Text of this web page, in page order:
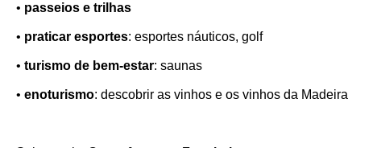
• passeios e trilhas
• praticar esportes: esportes náuticos, golf
• turismo de bem-estar: saunas
• enoturismo: descobrir as vinhos e os vinhos da Madeira